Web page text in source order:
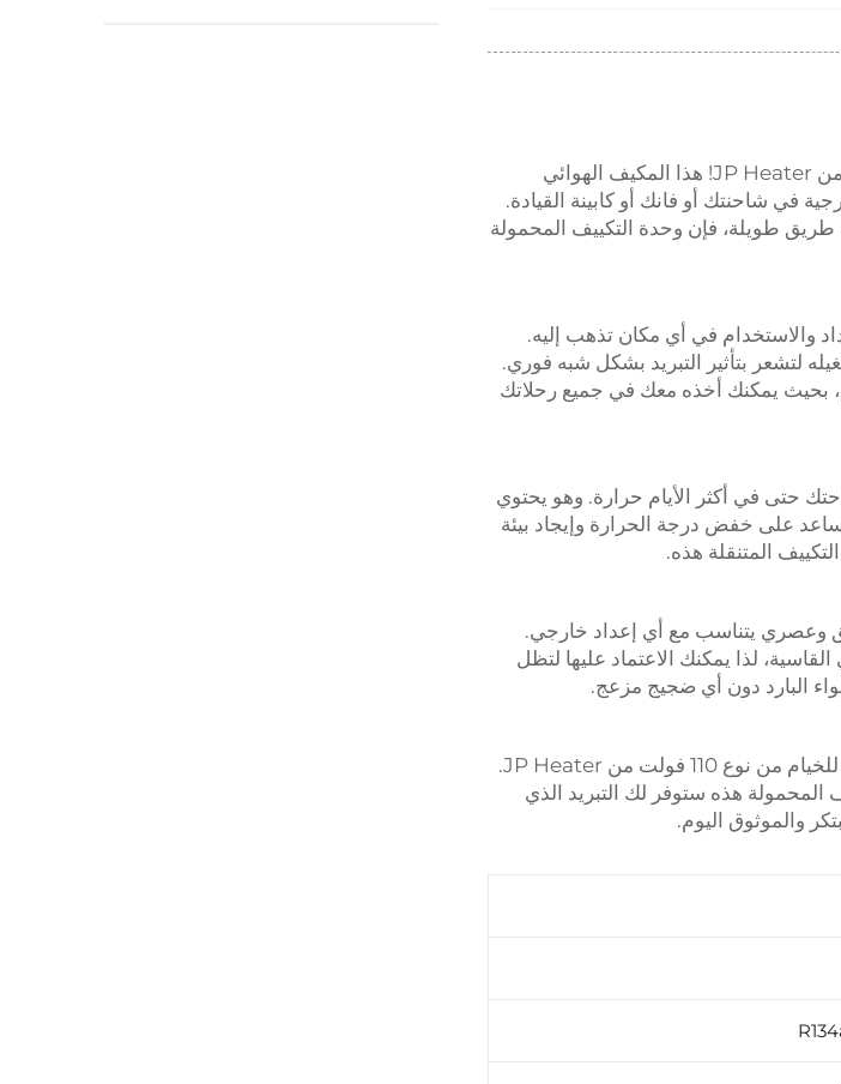
نقدّم لكم مكيف الهواء الصغير للخيام، طراز جديد بمروحة تبريد خارجية 110 فولت من JP Heater! هذا المكيف الهوائي
في شاحنتك أو فانك أو كابينة القيادة.
طويلة، فإن وحدة التكييف المحمولة
والاستخدام في أي مكان تذهب إليه.
وتشغيله لتشعر بتأثير التبريد بشكل شبه فوري.
بحيث يمكنك أخذه معك في جميع رحلاتك
حتى في أكثر الأيام حرارة. وهو يحتوي
على خفض درجة الحرارة وإيجاد بيئة
المتنقلة هذه.
وعصري يتناسب مع أي إعداد خارجي.
لذا يمكنك الاعتماد عليها لتظل
البارد دون أي ضجيج مزعج.
لا تدع الحرارة تفسد مغامراتك الخارجية – ابقَ باردًا ومريحًا مع مكيف الهواء الجديد للخيام من نوع 110 فولت من JP Heater.
المحمولة هذه ستوفر لك التبريد الذي
والموثوق اليوم.